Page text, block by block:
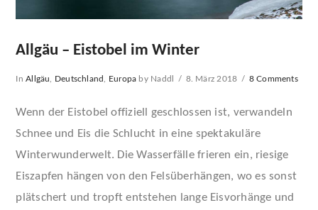
Allgäu – Eistobel im Winter
InAllgäu Deutschland Europa by Naddl 8. März 2018 8 Comments
Wenn der Eistobel offiziell geschlossen ist, verwandeln
Schnee und Eis die Schlucht in eine spektakuläre
Winterwunderwelt. Die Wasserfälle frieren ein, riesige
Eiszapfen hängen von den Felsüberhängen, wo es sonst
plätschert und tropft entstehen lange Eisvorhänge und